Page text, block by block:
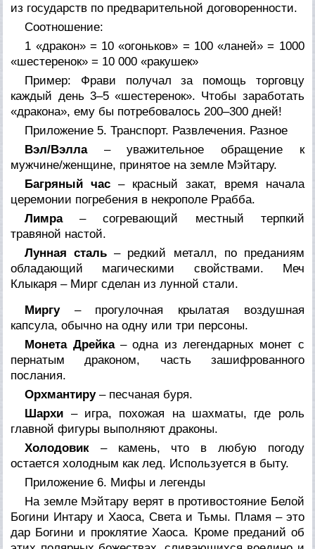
из государств по предварительной договоренности.
Соотношение:
1 «дракон» = 10 «огоньков» = 100 «ланей» = 1000
«шестеренок» = 10 000 «ракушек»
Пример: Фрави получал за помощь торговцу
каждый день 3–5 «шестеренок». Чтобы заработать
«дракона», ему бы потребовалось 200–300 дней!
Приложение 5. Транспорт. Развлечения. Разное
Вэл/Вэлла– уважительное обращение к
мужчине/женщине, принятое на земле Мэйтару.
Багряный час – красный закат, время начала
церемонии погребения в некрополе Ррабба.
Лимра– согревающий местный терпкий
травяной настой.
Лунная сталь – редкий металл, по преданиям
обладающий магическими свойствами. Меч
Клыкаря – Мирг сделан из лунной стали.
Миргу– прогулочная крылатая воздушная
капсула, обычно на одну или три персоны.
Монета Дрейка– одна из легендарных монет с
пернатым драконом, часть зашифрованного
послания.
Орхмантиру– песчаная буря.
Шархи – игра, похожая на шахматы, где роль
главной фигуры выполняют драконы.
Холодовик – камень, что в любую погоду
остается холодным как лед. Используется в быту.
Приложение 6. Мифы и легенды
На земле Мэйтару верят в противостояние Белой
Богини Интару и Хаоса, Света и Тьмы. Пламя – это
дар Богини и проклятие Хаоса. Кроме преданий об